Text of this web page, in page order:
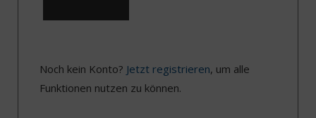
Noch kein Konto?Jetzt registrieren, um alle
Funktionen nutzen zu können.